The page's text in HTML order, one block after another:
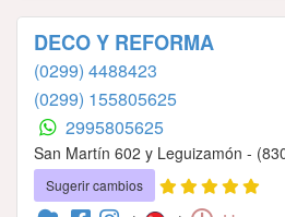
DECO Y REFORMA
(0299) 4488423
(0299) 155805625
2995805625
San Martín 602 y Leguizamón -
Sugerir cambios